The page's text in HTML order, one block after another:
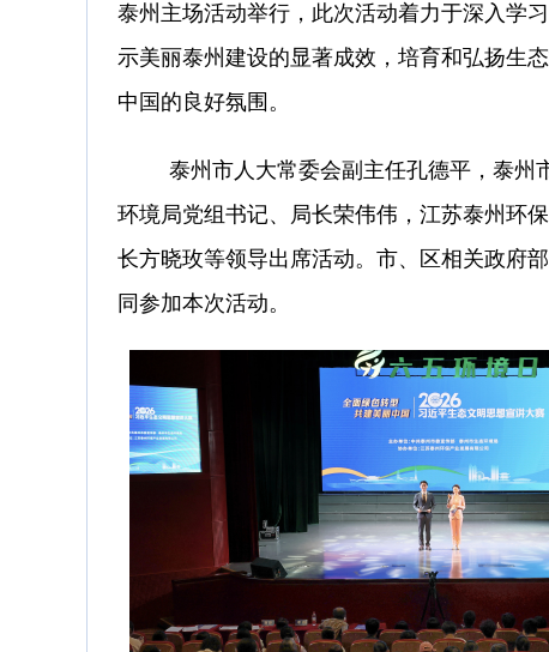
泰州主场活动举行 ， 此次活动着力于深入学
示美丽泰州建设的显著成效，培育和弘扬生
中国的良好氛围。
泰州市人大常委会副主任孔德平，泰州
环境局党组书记、局长荣伟伟，江苏泰州环
长方晓玫等领导出席活动。市、区相关政府
同参加本次活动。